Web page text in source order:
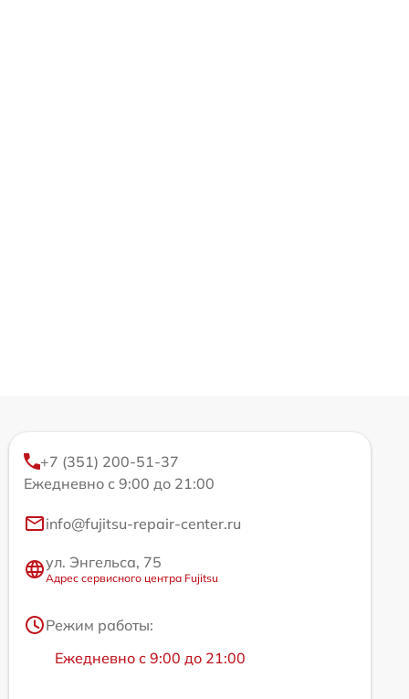
+7 (351) 200-51-37
Ежедневно с 9:00 до 21:00
info@fujitsu-repair-center.ru
ул. Энгельса, 75
Адрес сервисного центра Fujitsu
Режим работы:
Ежедневно с 9:00 до 21:00